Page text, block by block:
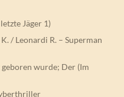
Jäger 1)
/ Leonardi R. – Superman
wurde; Der (Im